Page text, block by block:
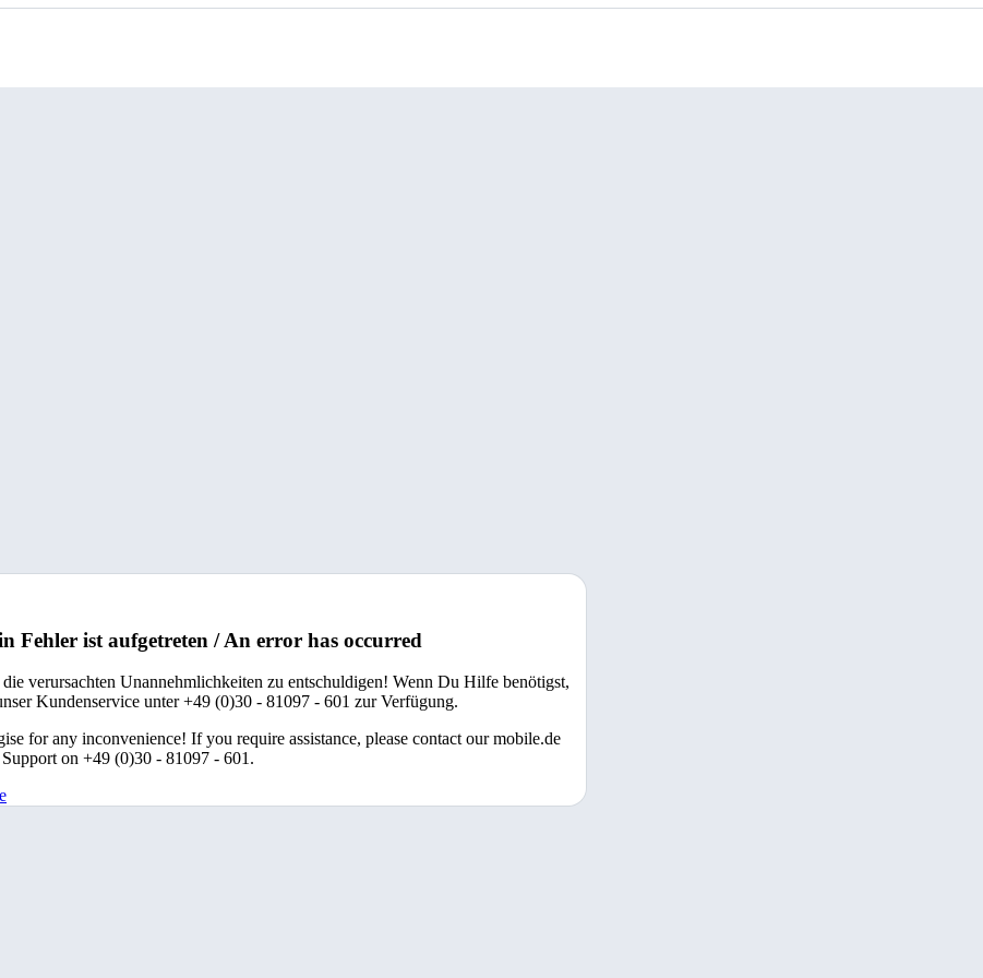
Fehler ist aufgetreten / An error has occurred
verursachten Unannehmlichkeiten zu entschuldigen! Wenn Du Hilfe benötigst,
Kundenservice unter +49 (0)30 - 81097 - 601 zur Verfügung.
for any inconvenience! If you require assistance, please contact our mobile.de
on +49 (0)30 - 81097 - 601.